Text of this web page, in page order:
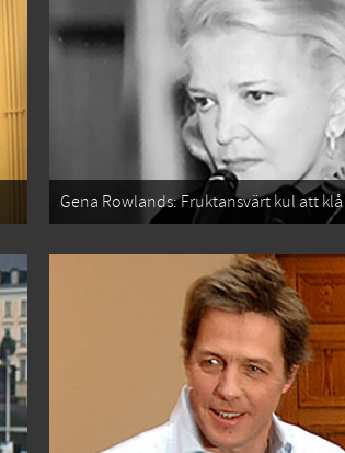
Gena Rowlands: Fruktansvärt kul att